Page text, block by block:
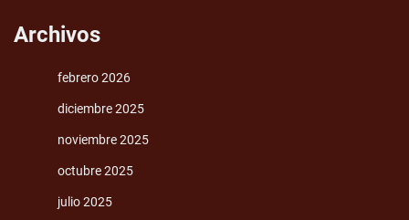
Archivos
febrero 2026
diciembre 2025
noviembre 2025
octubre 2025
julio 2025